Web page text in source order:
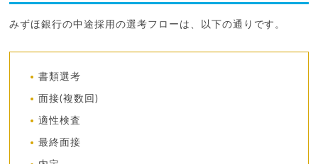
みずほ銀行の中途採用の選考フローは、以下の通りです。
書類選考
面接(複数回)
適性検査
最終面接